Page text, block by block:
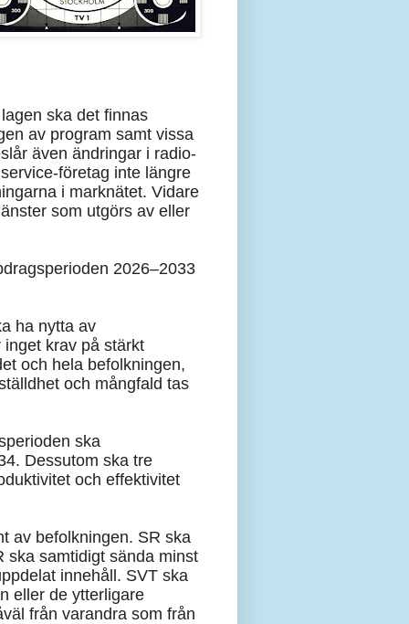
ska det finnas
av program samt vissa
även ändringar i radio-
företag inte längre
i marknätet. Vidare
som utgörs av eller
2026–2033
ha nytta av
krav på stärkt
och hela befolkningen,
och mångfald tas
ska
Dessutom ska tre
och effektivitet
av befolkningen. SR ska
ska samtidigt sända minst
innehåll. SVT ska
eller de ytterligare
från varandra som från